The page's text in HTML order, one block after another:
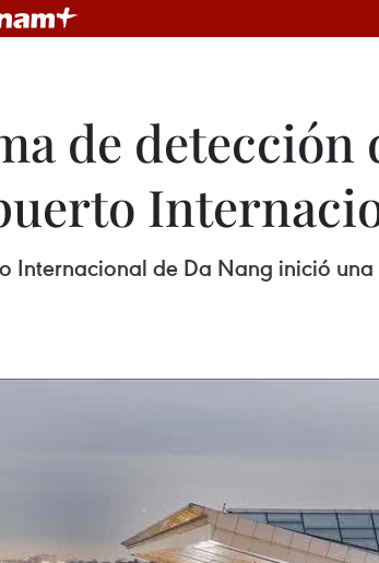
de detección
Internacional de Da Nang inició